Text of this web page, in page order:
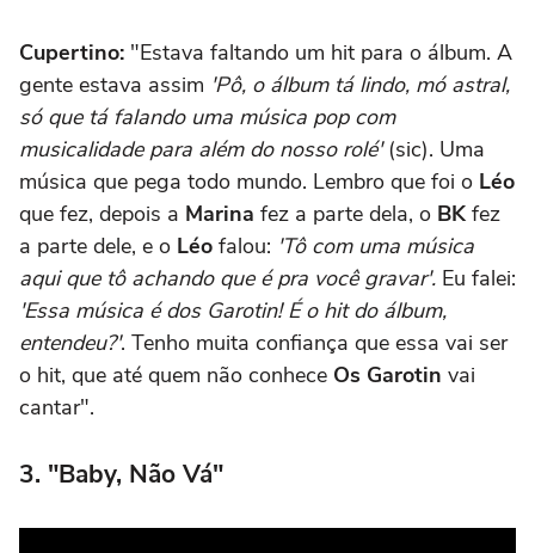
Cupertino: "Estava faltando um hit para o álbum. A
gente estava assim 'Pô, o álbum tá lindo, mó astral,
só que tá falando uma música pop com
musicalidade para além do nosso rolé'(sic). Uma
música que pega todo mundo. Lembro que foi o Léo
que fez, depois a Marina fez a parte dela, o BK fez
a parte dele, e o Léo falou: 'Tô com uma música
aqui que tô achando que é pra você gravar'. Eu falei:
'Essa música é dos Garotin! É o hit do álbum,
entendeu?'. Tenho muita confiança que essa vai ser
o hit, que até quem não conhece Os Garotin vai
cantar".
3. "Baby, Não Vá"